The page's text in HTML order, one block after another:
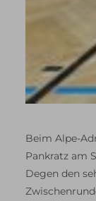
Beim Alpe-
Pankratz am
Degen den